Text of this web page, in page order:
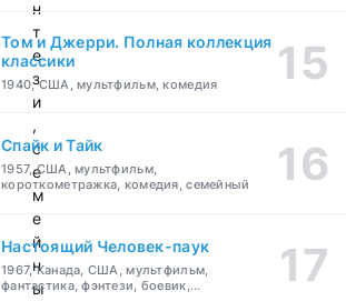
н
т
е
з
и
,
с
е
м
е
й
н
ы
Том и Джерри. Полная коллекция
классики
1940, США, мультфильм, комедия
Спайк и Тайк
1957, США, мультфильм,
короткометражка, комедия, семейный
Настоящий Человек-паук
1967, Канада, США, мультфильм,
фантастика, фэнтези, боевик,